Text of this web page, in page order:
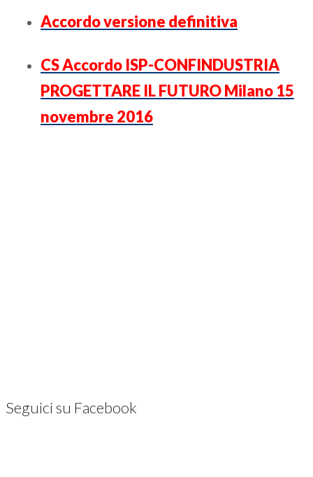
Accordo versione definitiva
CS Accordo ISP-CONFINDUSTRIA
PROGETTARE IL FUTURO Milano 15
novembre 2016
Seguici su Facebook